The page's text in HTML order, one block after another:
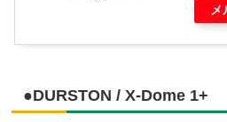
メ
●DURSTON / X-Dome 1+